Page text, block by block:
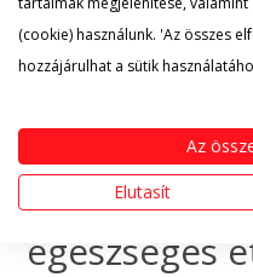
táplálkozás
gyümölcs
egészséges
(cookie) használunk. 'Az összes
hozzájárulhat a sütik
Az
Elutasít